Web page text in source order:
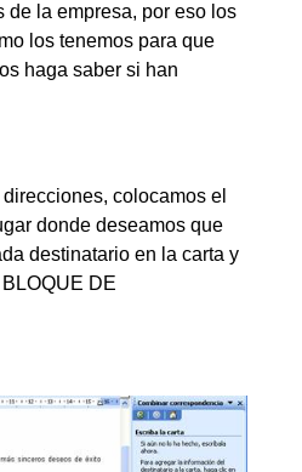
de la empresa, por eso los
los tenemos para que
haga saber si han
colocamos el
donde deseamos que
destinatario en la carta y
DE